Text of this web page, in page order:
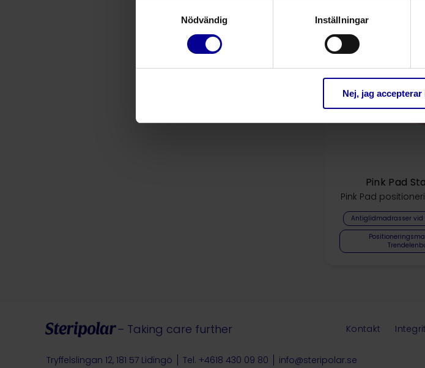
Nödvändig
Inställningar
Nej, jag
Pink Pad
Pink Pad
Antiglidmadrasser vid
– Taking care further
Tryffelslingan 12, 181 57 Lidingö Tel. +4618 430 09 80 info@steripolar.se
Kontakt